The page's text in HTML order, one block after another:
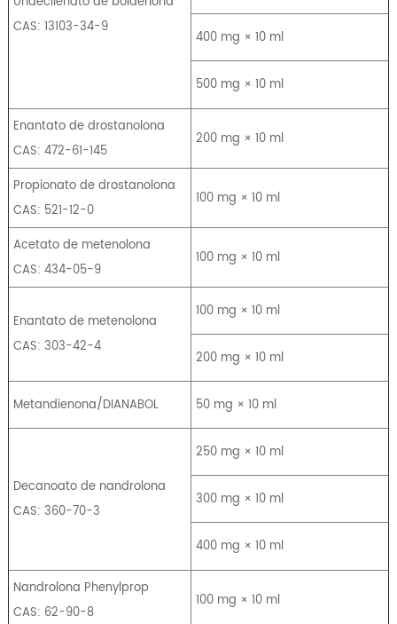
CAS: 13103-34-9
400 mg × 10 ml
500 mg × 10 ml
Enantato de drostanolona
CAS: 472-61-145
200 mg × 10 ml
Propionato de drostanolona
CAS: 521-12-0
100 mg × 10 ml
Acetato de metenolona
CAS: 434-05-9
100 mg × 10 ml
Enantato de metenolona
CAS: 303-42-4
100 mg × 10 ml
200 mg × 10 ml
Metandienona/DIANABOL 50 mg × 10 ml
Decanoato de nandrolona
CAS: 360-70-3
250 mg × 10 ml
300 mg × 10 ml
400 mg × 10 ml
Nandrolona Phenylprop
CAS: 62-90-8
100 mg × 10 ml